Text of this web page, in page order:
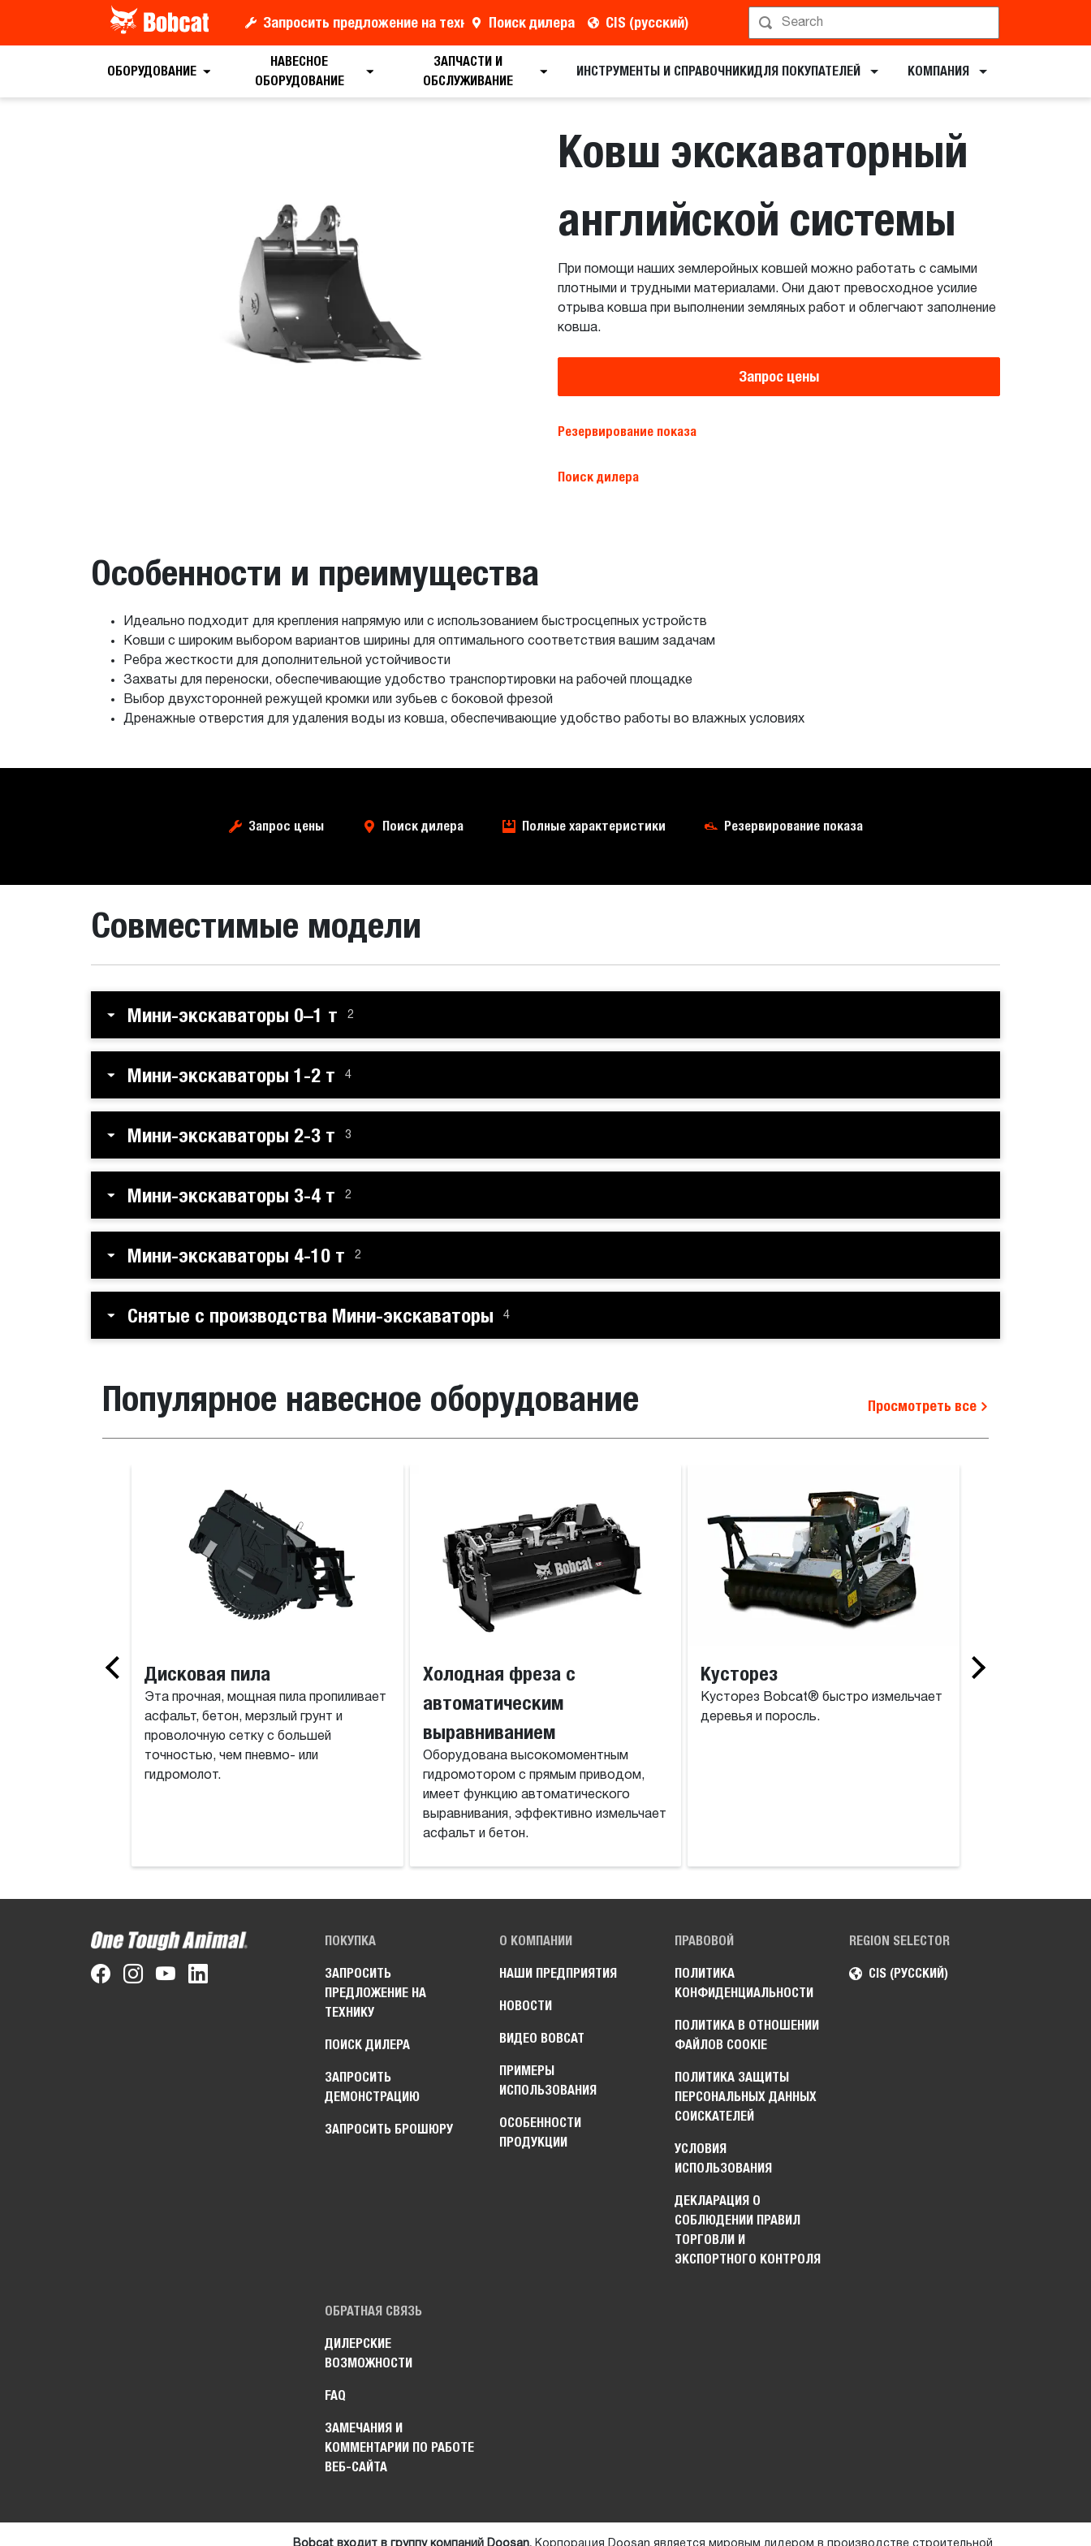
Запросить предложение на технику Поиск дилера CIS (русский)
ОБОРУДОВАНИЕ
НАВЕСНОЕ
ОБОРУДОВАНИЕ
ЗАПЧАСТИ И
ОБСЛУЖИВАНИЕ
ИНСТРУМЕНТЫ И СПРАВОЧНИКИ​ДЛЯ ПОКУПАТЕЛЕЙ КОМПАНИЯ
Ковш экскаваторный
английской системы
При помощи наших землеройных ковшей можно работать с самыми
плотными и трудными материалами. Они дают превосходное усилие
отрыва ковша при выполнении земляных работ и облегчают заполнение
ковша.
Запрос цены
Резервирование показа
Поиск дилера
Особенности и преимущества
Идеально подходит для крепления напрямую или с использованием быстросцепных устройств
Ковши с широким выбором вариантов ширины для оптимального соответствия вашим задачам
Ребра жесткости для дополнительной устойчивости
Захваты для переноски, обеспечивающие удобство транспортировки на рабочей площадке
Выбор двухсторонней режущей кромки или зубьев с боковой фрезой
Дренажные отверстия для удаления воды из ковша, обеспечивающие удобство работы во влажных условиях
Запрос цены Поиск дилера Полные характеристики Резервирование показа
Запрос цены Поиск дилера Полные характеристики Резервирование показа
Совместимые модели
Мини-экскаваторы 0–1 т 2
Мини-экскаваторы 1-2 т 4
Мини-экскаваторы 2-3 т 3
Мини-экскаваторы 3-4 т 2
Мини-экскаваторы 4-10 т 2
Снятые с производства Мини-экскаваторы 4
Популярное навесное оборудование Просмотреть все
Дисковая пила
Эта прочная, мощная пила пропиливает
асфальт, бетон, мерзлый грунт и
проволочную сетку с большей
точностью, чем пневмо- или
гидромолот.
Холодная фреза с
автоматическим
выравниванием
Оборудована высокомоментным
гидромотором с прямым приводом,
имеет функцию автоматического
выравнивания, эффективно измельчает
асфальт и бетон.
Кусторез
Кусторез Bobcat® быстро измельчает
деревья и поросль.
Роторный
REGION SELECTOR
CIS (РУССКИЙ)
ПОКУПКА
ЗАПРОСИТЬ
ПРЕДЛОЖЕНИЕ НА
ТЕХНИКУ
ПОИСК ДИЛЕРА
ЗАПРОСИТЬ
ДЕМОНСТРАЦИЮ
ЗАПРОСИТЬ БРОШЮРУ
О КОМПАНИИ
НАШИ ПРЕДПРИЯТИЯ
НОВОСТИ
ВИДЕО BOBCAT
ПРИМЕРЫ
ИСПОЛЬЗОВАНИЯ
ОСОБЕННОСТИ
ПРОДУКЦИИ
ПРАВОВОЙ
ПОЛИТИКА
КОНФИДЕНЦИАЛЬНОСТИ
ПОЛИТИКА В ОТНОШЕНИИ
ФАЙЛОВ COOKIE
ПОЛИТИКА ЗАЩИТЫ
ПЕРСОНАЛЬНЫХ ДАННЫХ
СОИСКАТЕЛЕЙ
УСЛОВИЯ
ИСПОЛЬЗОВАНИЯ
ДЕКЛАРАЦИЯ О
СОБЛЮДЕНИИ ПРАВИЛ
ТОРГОВЛИ И
ЭКСПОРТНОГО КОНТРОЛЯ
ОБРАТНАЯ СВЯЗЬ
ДИЛЕРСКИЕ
ВОЗМОЖНОСТИ
FAQ
ЗАМЕЧАНИЯ И
КОММЕНТАРИИ ПО РАБОТЕ
ВЕБ-САЙТА
Bobcat входит в группу компаний Doosan. Корпорация Doosan является мировым лидером в производстве строительной